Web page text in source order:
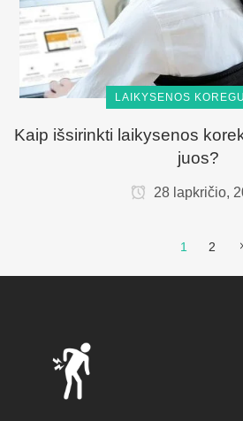
LAIKYSENOS
Kaip išsirinkti laikysenos
juos?
28 lapkričio,
1 2